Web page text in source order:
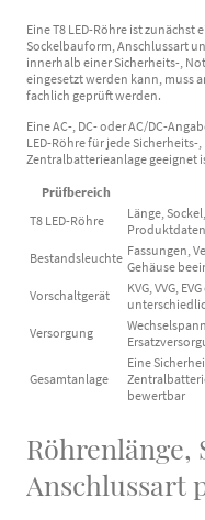
Eine T8 LED-Röhre ist
Sockelbauform, Anschlussart
innerhalb einer Sicherheits-,
eingesetzt werden kann, muss
fachlich geprüft werden.
Eine AC-, DC- oder AC/DC-
LED-Röhre für jede
Zentralbatterieanlage geeignet
Prüfbereich
T8 LED-Röhre
Länge,
Bestandsleuchte Fassungen,
Gehäuse
Vorschaltgerät
KVG, VVG,
Versorgung
Gesamtanlage
Eine
bewertbar
Röhrenlänge,
Anschlussart